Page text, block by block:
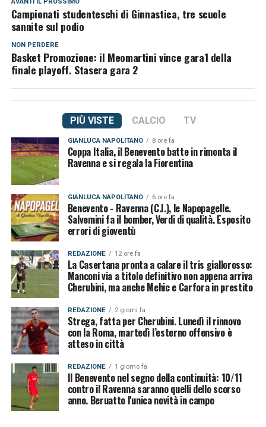
Campionati studenteschi di Ginnastica, tre scuole
sannite sul podio
NON PERDERE
Basket Promozione: il Meomartini vince gara1 della
finale playoff. Stasera gara 2
PIÙ VISTE CALCIO TV
GIANLUCA NAPOLITANO 8 ore fa
Coppa Italia, il Benevento batte in rimonta il
Ravenna e si regala la Fiorentina
GIANLUCA NAPOLITANO 6 ore fa
Benevento - Ravenna (C.I.), le Napopagelle.
Salvemini fa il bomber, Verdi di qualità. Esposito
errori di gioventù
REDAZIONE 12 ore fa
La Casertana pronta a calare il tris giallorosso:
Manconi via a titolo definitivo non appena arriva
Cherubini, ma anche Mehic e Carfora in prestito
REDAZIONE 2 giorni fa
Strega, fatta per Cherubini. Lunedì il rinnovo
con la Roma, martedì l’esterno offensivo è
atteso in città
REDAZIONE 1 giorno fa
Il Benevento nel segno della continuità: 10/11
contro il Ravenna saranno quelli dello scorso
anno. Beruatto l'unica novità in campo